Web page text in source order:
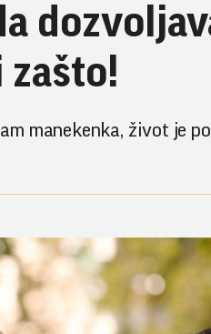
zašto!
manekenka, život je